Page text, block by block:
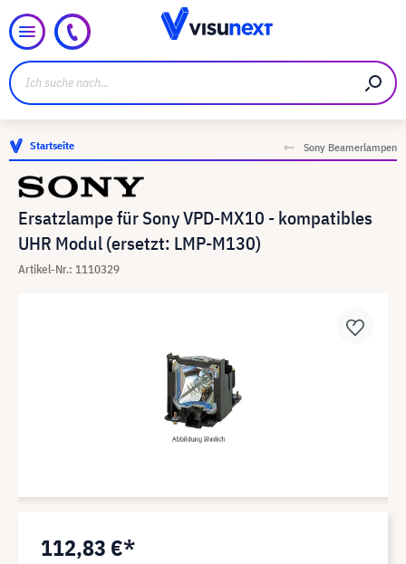
Startseite Sony Beamerlampen
Ersatzlampe für Sony VPD-MX10 - kompatibles
UHR Modul (ersetzt: LMP-M130)
Artikel-Nr.: 1110329
112,83 €*